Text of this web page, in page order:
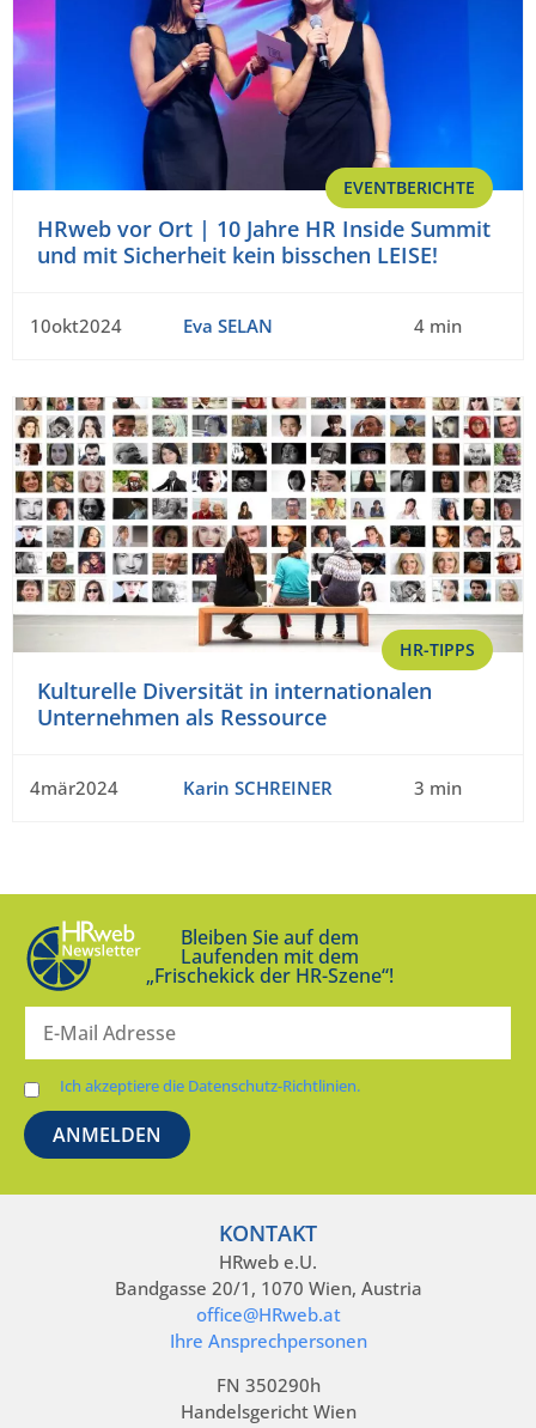
EVENTBERICHTE
HRweb vor Ort | 10 Jahre HR Inside Summit
und mit Sicherheit kein bisschen LEISE!
10okt2024 Eva SELAN 4 min
HR-TIPPS
Kulturelle Diversität in internationalen
Unternehmen als Ressource
4mär2024 Karin SCHREINER 3 min
Bleiben Sie auf dem
Laufenden mit dem
„Frischekick der HR-Szene“!
Ich akzeptiere die Datenschutz-Richtlinien.
KONTAKT
HRweb e.U.
Bandgasse 20/1, 1070 Wien, Austria
office@HRweb.at
Ihre Ansprechpersonen
FN 350290h
Handelsgericht Wien